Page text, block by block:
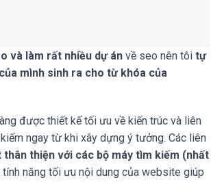
và làm rất nhiều dự án về seo nên tôi tự
mình sinh ra cho từ khóa của
được thiết kế tối ưu về kiến trúc và liên
ngay từ khi xây dựng ý tưởng. Các liên
thiện với các bộ máy tìm kiếm (nhất
tính năng tối ưu nội dung của website giúp